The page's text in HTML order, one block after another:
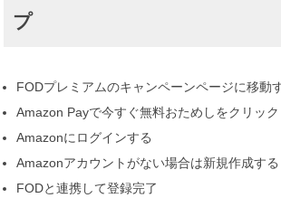
プ
FODプレミアムのキャンペーンページに移動
Amazon Payで今すぐ無料おためしをクリック
Amazonにログインする
Amazonアカウントがない場合は新規作成する
FODと連携して登録完了